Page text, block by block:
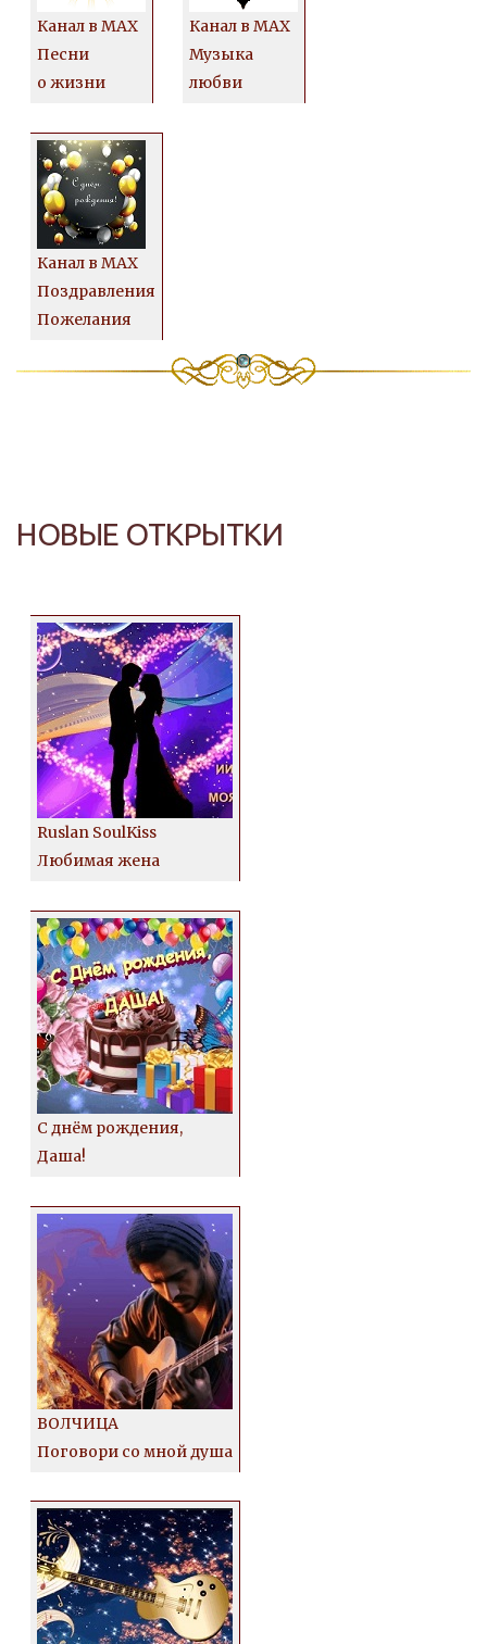
Канал в MAX
Песни
о жизни
Канал в MAX
Музыка
любви
Канал в MAX
Поздравления
Пожелания
НОВЫЕ ОТКРЫТКИ
Ruslan SoulKiss
Любимая жена
С днём рождения,
Даша!
ВОЛЧИЦА
Поговори со мной душа